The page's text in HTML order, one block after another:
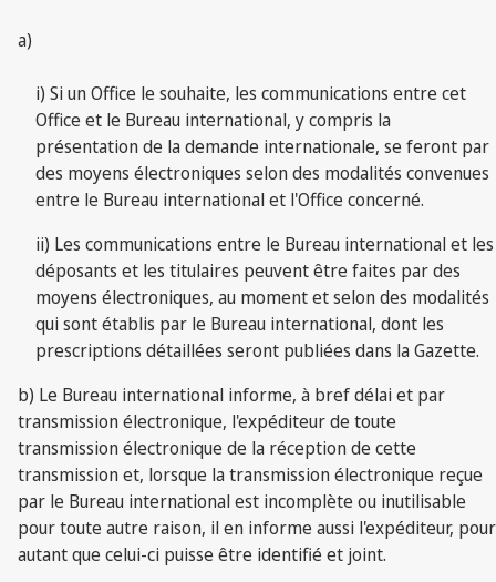
a)
i) Si un Office le souhaite, les communications entre cet
Office et le Bureau international, y compris la
présentation de la demande internationale, se feront par
des moyens électroniques selon des modalités convenues
entre le Bureau international et l'Office concerné.
ii) Les communications entre le Bureau international et les
déposants et les titulaires peuvent être faites par des
moyens électroniques, au moment et selon des modalités
qui sont établis par le Bureau international, dont les
prescriptions détaillées seront publiées dans la Gazette.
b) Le Bureau international informe, à bref délai et par
transmission électronique, l'expéditeur de toute
transmission électronique de la réception de cette
transmission et, lorsque la transmission électronique reçue
par le Bureau international est incomplète ou inutilisable
pour toute autre raison, il en informe aussi l'expéditeur, pour
autant que celui-ci puisse être identifié et joint.